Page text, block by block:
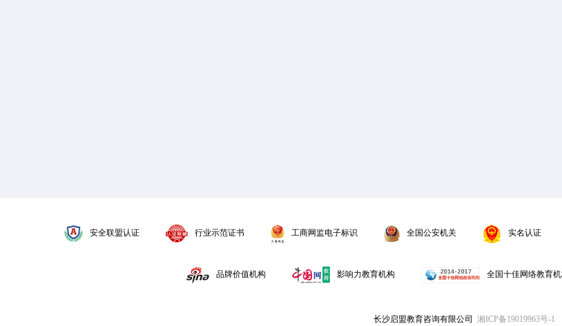
安全联盟认证 行业示范证书 工商网监电子标识 全国公安机关 实名认证
品牌价值机构 影响力教育机构 全国十佳网络教育
长沙启盟教育咨询有限公司 湘ICP备19019963号-1